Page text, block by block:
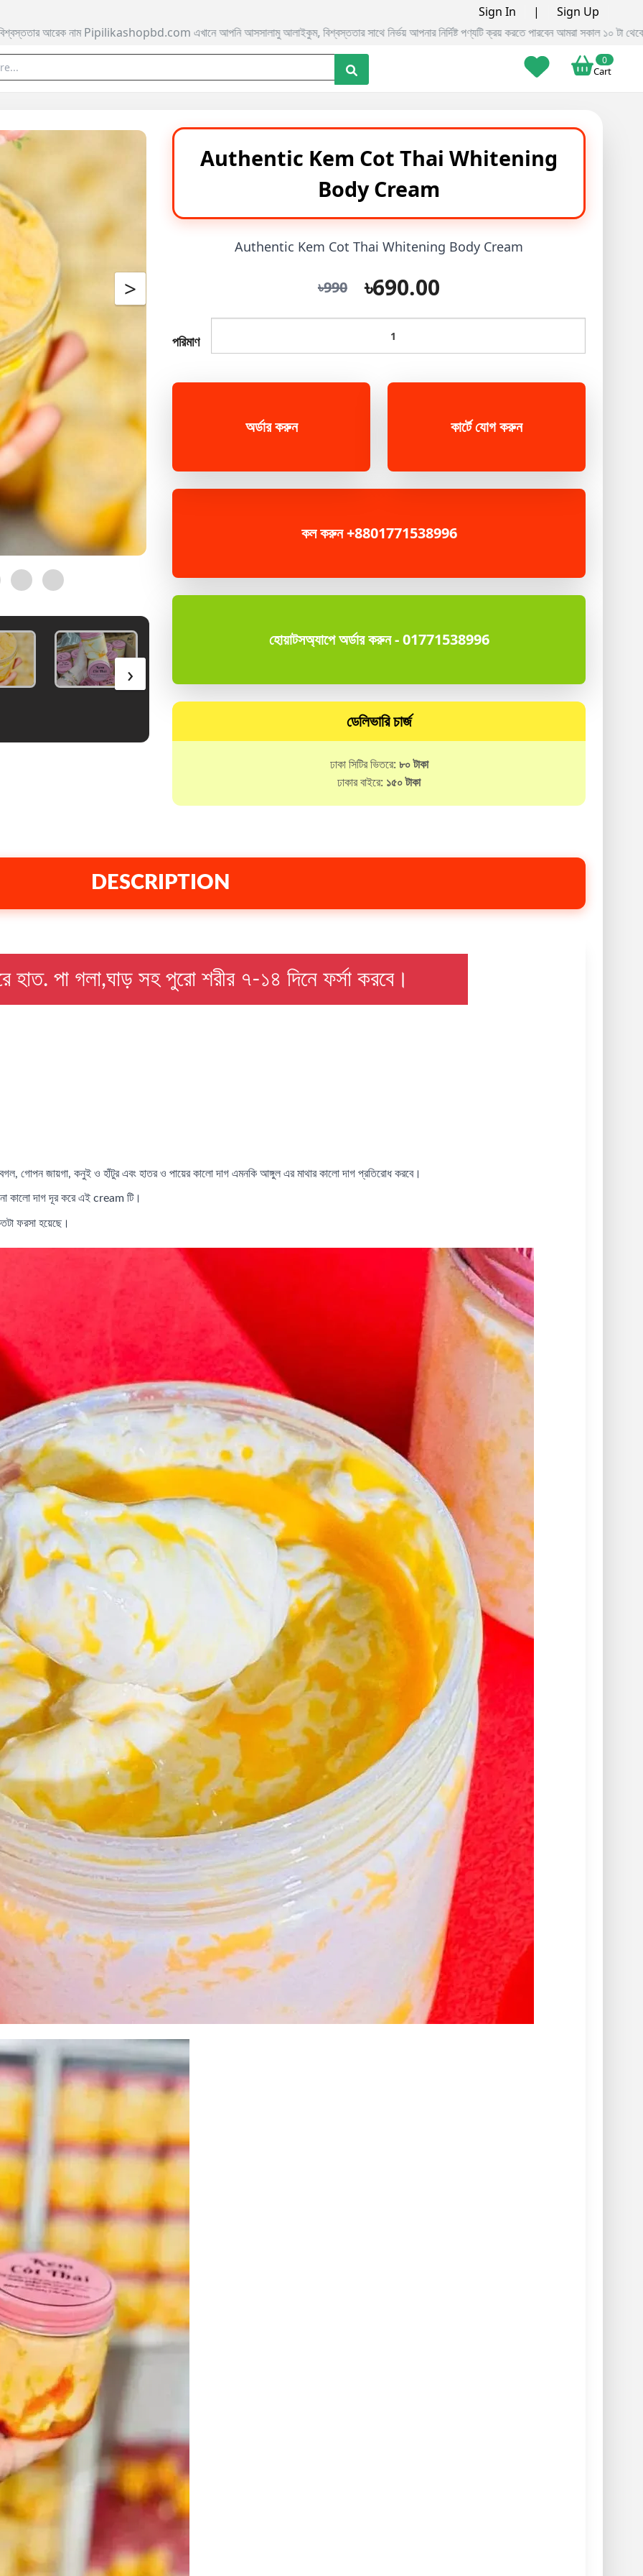
Sign In |
Sign Up
এখানে আপনি আসসালামু আলাইকুম, বিশ্বস্ততার সাথে নির্ভয় আপনার নির্দিষ্ট পণ্যটি ক্রয় করতে পারবেন আমরা সকাল ১০ টা থেকে রাত ১২ টা পর্যন্ত ফোনের কলের
Cart
0
>
›
Authentic Kem Cot Thai Whitening
Body Cream
Authentic Kem Cot Thai Whitening Body Cream
৳990 ৳690.00
পরিমাণ
অর্ডার করুন কার্টে যোগ করুন
কল করুন +8801771538996
হোয়াটসঅ্যাপে অর্ডার করুন - 01771538996
ডেলিভারি চার্জ
ঢাকা সিটির ভিতরে: ৮০ টাকা
ঢাকার বাইরে: ১৫০ টাকা
DESCRIPTION
হাত. পা গলা,ঘাড় সহ পুরো শরীর ৭-১৪ দিনে ফর্সা করবে।
গোপন জায়গা, কনুই ও হাঁটুর এবং হাতর ও পায়ের কালো দাগ এমনকি আঙ্গুল এর মাথার কালো দাগ প্রতিরোধ করবে।
কালো দাগ দূর করে এই cream টি।
ফরসা হয়েছে।